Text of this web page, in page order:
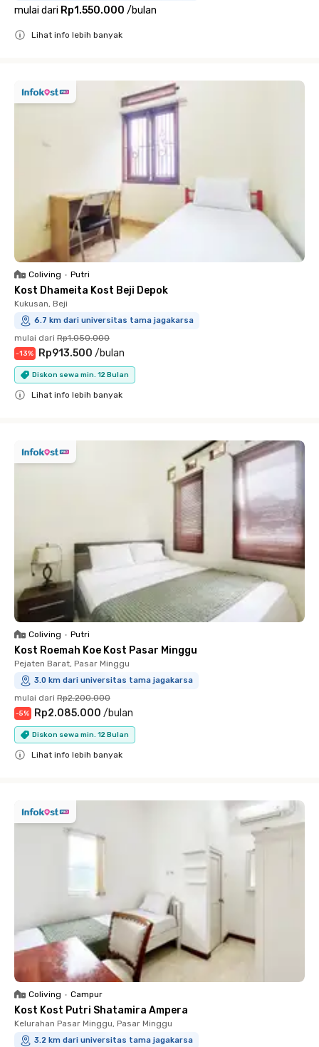
mulai dari Rp1.550.000 /bulan
Lihat info lebih banyak
Coliving • Putri
Kost Dhameita Kost Beji Depok
Kukusan, Beji
6.7 km dari universitas tama jagakarsa
mulai dari Rp1.050.000
-13% Rp913.500 /bulan
Diskon sewa min. 12 Bulan
Lihat info lebih banyak
Coliving • Putri
Kost Roemah Koe Kost Pasar Minggu
Pejaten Barat, Pasar Minggu
3.0 km dari universitas tama jagakarsa
mulai dari Rp2.200.000
-5% Rp2.085.000 /bulan
Diskon sewa min. 12 Bulan
Lihat info lebih banyak
Coliving • Campur
Kost Kost Putri Shatamira Ampera
Kelurahan Pasar Minggu, Pasar Minggu
3.2 km dari universitas tama jagakarsa